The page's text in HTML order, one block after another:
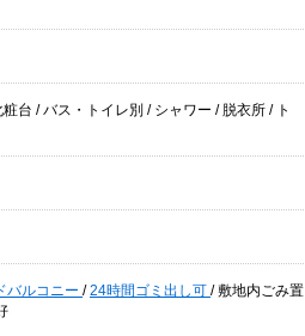
粧台 /バス・トイレ別 / シャワー / 脱衣所 / ト
バルコニー /24時間ゴミ出し可 /敷地内ごみ置